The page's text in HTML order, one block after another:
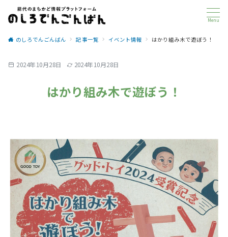
Menu
のしろでんごんばん 記事一覧 イベント情報 はかり組み木で遊ぼう！
2024年10月28日 2024年10月28日
はかり組み木で遊ぼう！